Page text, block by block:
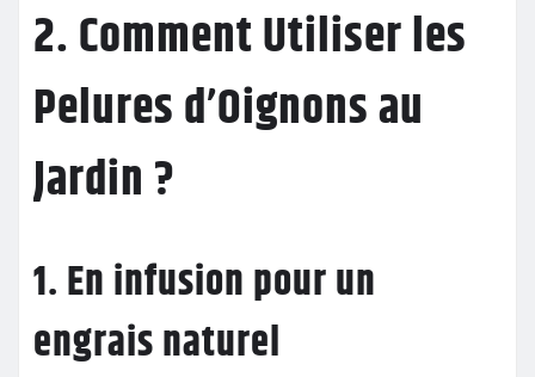
2. Comment Utiliser les
Pelures d’Oignons au
Jardin ?
1. En infusion pour un
engrais naturel